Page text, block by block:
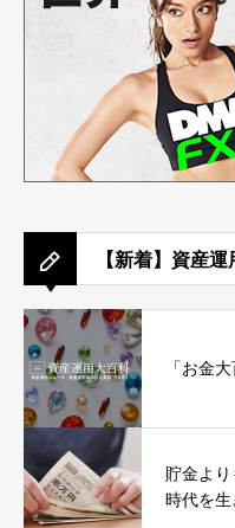
【新着】資産
「お金
貯金よ
時代を